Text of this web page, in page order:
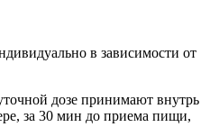
в зависимости от
дозе принимают внутрь
за 30 мин до приема пищи,